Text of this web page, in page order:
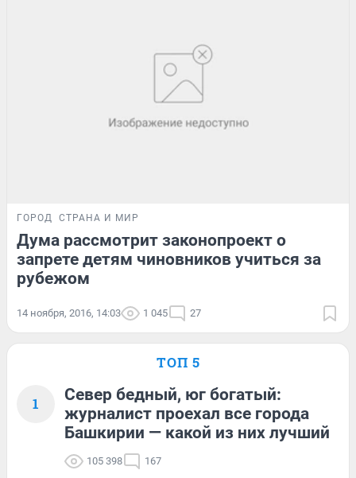
ГОРОД СТРАНА И МИР
Дума рассмотрит законопроект о
запрете детям чиновников учиться за
рубежом
14 ноября, 2016, 14:03 1 045 27
ТОП 5
1
Север бедный, юг богатый:
журналист проехал все города
Башкирии — какой из них лучший
105 398 167